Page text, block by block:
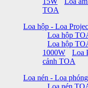
TOA
Loa hộp - Loa
Loa hộp
Loa hộp
1000W
Loa
cảnh TOA
Loa nén - Loa
Loa nén